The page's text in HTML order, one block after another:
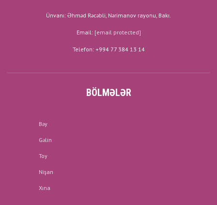
Ünvanı: Əhməd Rəcəbli, Nərimanov rayonu, Bakı.
Email: [email protected]
Telefon: +994 77 384 13 14
BÖLMƏLƏR
Bəy
Gəlin
Toy
Nişan
Xına